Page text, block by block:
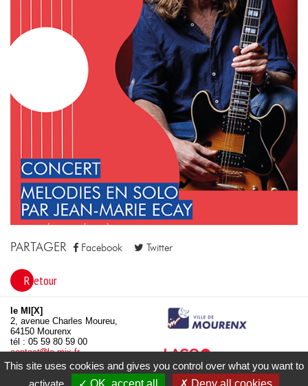
PARTAGER Facebook Twitter
Retour
le MI[X]
2, avenue Charles Moureu,
64150 Mourenx
tél : 05 59 80 59 00
contact
le-mix.fr
www.le-mix.fr
This site uses cookies and gives you control over what you want to
activate
✓ OK, accept all ✗ Deny all cookies